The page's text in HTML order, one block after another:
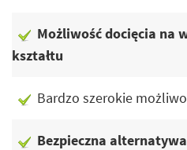
Możliwość docięcia na
kształtu
Bardzo szerokie
Bezpieczna